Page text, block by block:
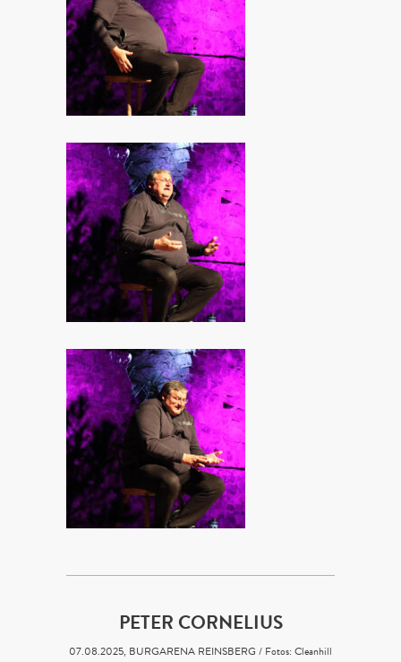
PETER CORNELIUS
07.08.2025, BURGARENA REINSBERG / Fotos: Cleanhill